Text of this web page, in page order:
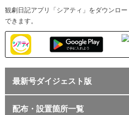
観劇日記アプリ「シアティ」をダウンロ
できます。
最新号ダイジェスト版
配布・設置箇所一覧